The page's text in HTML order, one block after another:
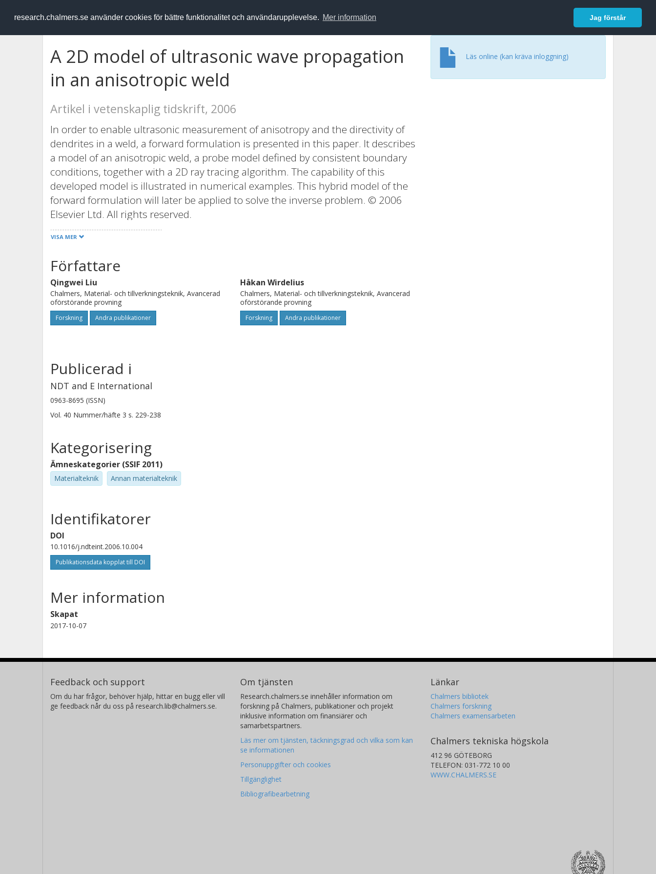
research.chalmers.se använder cookies för bättre funktionalitet och användarupplevelse. Mer information Jag förstår
RESEARCH.chalmers.se Logga in
A 2D model of ultrasonic wave propagation
in an anisotropic weld
Artikel i vetenskaplig tidskrift, 2006
In order to enable ultrasonic measurement of anisotropy and the directivity of
dendrites in a weld, a forward formulation is presented in this paper. It describes
a model of an anisotropic weld, a probe model defined by consistent boundary
conditions, together with a 2D ray tracing algorithm. The capability of this
developed model is illustrated in numerical examples. This hybrid model of the
forward formulation will later be applied to solve the inverse problem. © 2006
Elsevier Ltd. All rights reserved.
VISA MER
Läs online (kan kräva inloggning)
Författare
Qingwei Liu
Chalmers, Material- och tillverkningsteknik, Avancerad
oförstörande provning
Forskning Andra publikationer
Håkan Wirdelius
Chalmers, Material- och tillverkningsteknik, Avancerad
oförstörande provning
Forskning Andra publikationer
Publicerad i
NDT and E International
0963-8695 (ISSN)
Vol. 40 Nummer/häfte 3 s. 229-238
Kategorisering
Ämneskategorier (SSIF 2011)
Materialteknik Annan materialteknik
Identifikatorer
DOI
10.1016/j.ndteint.2006.10.004
Publikationsdata kopplat till DOI
Mer information
Skapat
2017-10-07
Feedback och support
Om du har frågor, behöver hjälp, hittar en bugg eller vill
ge feedback når du oss på research.lib@chalmers.se.
Om tjänsten
Research.chalmers.se innehåller information om
forskning på Chalmers, publikationer och projekt
inklusive information om finansiärer och
samarbetspartners.
Läs mer om tjänsten, täckningsgrad och vilka som kan
se informationen
Personuppgifter och cookies
Tillgänglighet
Bibliografibearbetning
Länkar
Chalmers bibliotek
Chalmers forskning
Chalmers examensarbeten
Chalmers tekniska högskola
412 96 GÖTEBORG
TELEFON: 031-772 10 00
WWW.CHALMERS.SE